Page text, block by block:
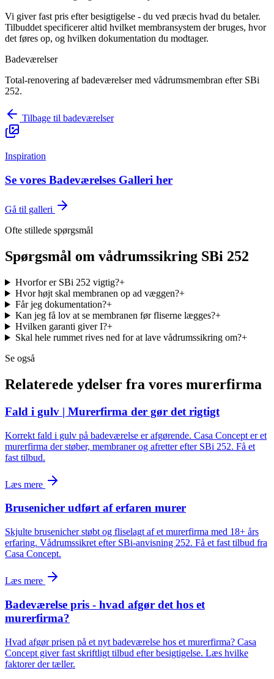
Vi giver fast pris efter besigtigelse - du ved præcis hvad du betaler.
Tilbuddet specificerer altid hvilket membransystem der bruges, hvor
det føres op, og hvilken dokumentation du modtager.
Badeværelser
Total-renovering af badeværelser med vådrumsmembran efter SBi
252.
Tilbage til badeværelser
Inspiration
Se vores Badeværelses Galleri her
Gå til galleri
Ofte stillede spørgsmål
Spørgsmål om vådrumssikring SBi 252
Hvorfor er SBi 252 vigtig?+
Hvor højt skal membranen op ad væggen?+
Får jeg dokumentation?+
Kan jeg få lov at se membranen før fliserne lægges?+
Hvilken garanti giver I?+
Skal hele rummet rives ned for at lave vådrumssikring om?+
Se også
Relaterede ydelser fra vores murerfirma
Fald i gulv | Murerfirma der gør det rigtigt
Korrekt fald i gulv på badeværelse er afgørende. Casa Concept er et
murerfirma der støber, membraner og afretter efter SBi 252. Få et
fast tilbud.
Læs mere
Brusenicher udført af erfaren murer
Skjulte brusenicher støbt og fliselagt af et murerfirma med 18+ års
erfaring. Vådrumssikret efter SBi-anvisning 252. Få et fast tilbud fra
Casa Concept.
Læs mere
Badeværelse pris - hvad afgør det hos et
murerfirma?
Hvad afgør prisen på et nyt badeværelse hos et murerfirma? Casa
Concept giver fast skriftligt tilbud efter besigtigelse. Læs hvilke
faktorer der tæller.